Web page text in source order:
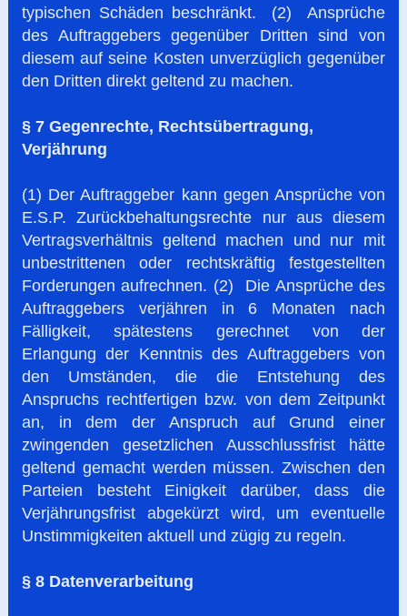
typischen Schäden beschränkt. (2) Ansprüche
des Auftraggebers gegenüber Dritten sind von
diesem auf seine Kosten unverzüglich gegenüber
den Dritten direkt geltend zu machen.
§ 7 Gegenrechte, Rechtsübertragung,
Verjährung
(1) Der Auftraggeber kann gegen Ansprüche von
E.S.P. Zurückbehaltungsrechte nur aus diesem
Vertragsverhältnis geltend machen und nur mit
unbestrittenen oder rechtskräftig festgestellten
Forderungen aufrechnen. (2) Die Ansprüche des
Auftraggebers verjähren in 6 Monaten nach
Fälligkeit, spätestens gerechnet von der
Erlangung der Kenntnis des Auftraggebers von
den Umständen, die die Entstehung des
Anspruchs rechtfertigen bzw. von dem Zeitpunkt
an, in dem der Anspruch auf Grund einer
zwingenden gesetzlichen Ausschlussfrist hätte
geltend gemacht werden müssen. Zwischen den
Parteien besteht Einigkeit darüber, dass die
Verjährungsfrist abgekürzt wird, um eventuelle
Unstimmigkeiten aktuell und zügig zu regeln.
§ 8 Datenverarbeitung